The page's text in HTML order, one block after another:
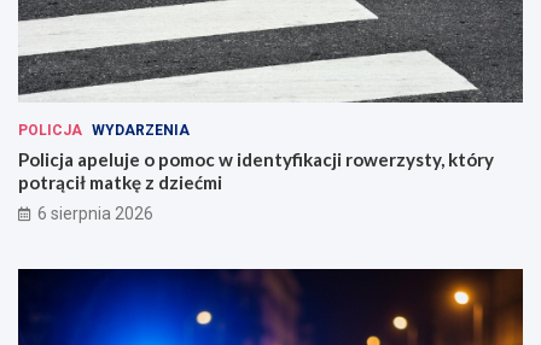
POLICJA WYDARZENIA
Policja apeluje o pomoc w identyfikacji rowerzysty, który
potrącił matkę z dziećmi
6 sierpnia 2026